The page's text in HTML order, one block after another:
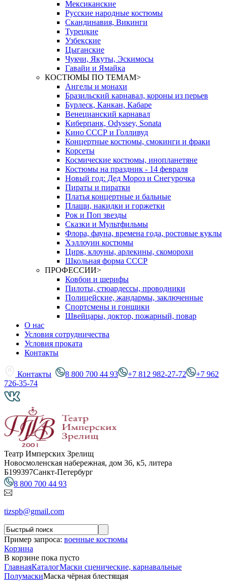
Мексиканские
Русские народные костюмы
Скандинавия, Викинги
Турецкие
Узбекские
Цыганские
Чукчи, Якуты, Эскимосы
Гавайи и Ямайка
КОСТЮМЫ ПО ТЕМАМ>
Ангелы и монахи
Бразильский карнавал, короны из перьев
Бурлеск, Канкан, Кабаре
Венецианский карнавал
Киберпанк, Odyssey, Sonata
Кино СССР и Голливуд
Концертные костюмы, смокинги и фраки
Корсеты
Космические костюмы, инопланетяне
Костюмы на праздник - 14 февраля
Новый год: Дед Мороз и Снегурочка
Пираты и пиратки
Платья концертные и бальные
Плащи, накидки и горжетки
Рок и Поп звезды
Сказки и Мультфильмы
Флора, фауна, времена года, ростовые куклы
Хэллоуин костюмы
Цирк, клоуны, арлекины, скоморохи
Школьная форма СССР
ПРОФЕССИИ>
Ковбои и шерифы
Пилоты, стюардессы, проводники
Полицейские, жандармы, заключенные
Спортсмены и гонщики
Швейцары, доктор, пожарный, повар
О нас
Условия сотрудничества
Условия проката
Контакты
Контакты 8 800 700 44 93 +7 812 982-27-72
+7 962
726-35-74
Театр Имперских Зрелищ
Новосмоленская набережная, дом 36, к5, литера
Б199397Санкт-Петербург
8 800 700 44 93
tizspb@gmail.com
Пример запроса: военные костюмы
Корзина
В корзине пока пусто
ГлавнаяКаталогМаски сценические, карнавальные
ПолумаскиМаска чёрная блестящая